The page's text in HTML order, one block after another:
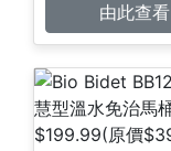
由此查看